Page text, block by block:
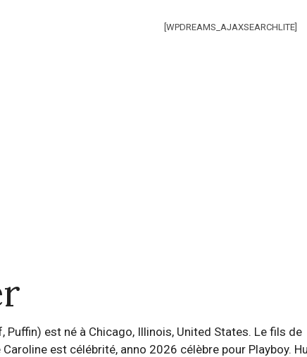
[WPDREAMS_AJAXSEARCHLITE]
Puffin) est né à Chicago, Illinois, United States. Le fils de
est célébrité, anno 2026 célèbre pour Playboy.